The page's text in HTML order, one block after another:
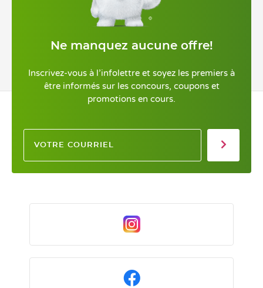
Ne manquez aucune offre!
Inscrivez-vous à l’infolettre et soyez les premiers à
être informés sur les concours, coupons et
promotions en cours.